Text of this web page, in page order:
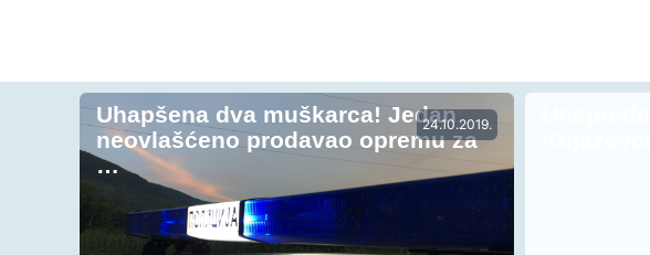
24.10.2019.
Uhapšena dva muškarca! Jedan
neovlašćeno prodavao opremu za
…